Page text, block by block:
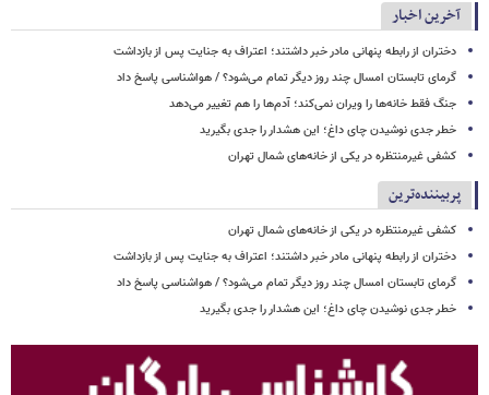
آخرین اخبار
دختران از رابطه پنهانی مادر خبر داشتند؛ اعتراف به جنایت پس از بازداشت
گرمای تابستان امسال چند روز دیگر تمام می‌شود؟ / هواشناسی پاسخ داد
جنگ فقط خانه‌ها را ویران نمی‌کند؛ آدم‌ها را هم تغییر می‌دهد
خطر جدی نوشیدن چای داغ؛ این هشدار را جدی بگیرید
کشفی غیرمنتظره در یکی از خانه‌های شمال تهران
پربیننده‌ترین
کشفی غیرمنتظره در یکی از خانه‌های شمال تهران
دختران از رابطه پنهانی مادر خبر داشتند؛ اعتراف به جنایت پس از بازداشت
گرمای تابستان امسال چند روز دیگر تمام می‌شود؟ / هواشناسی پاسخ داد
خطر جدی نوشیدن چای داغ؛ این هشدار را جدی بگیرید